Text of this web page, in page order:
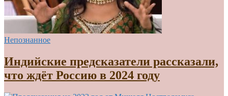
Непознанное
Индийские предсказатели рассказали,
что ждёт Россию в 2024 году